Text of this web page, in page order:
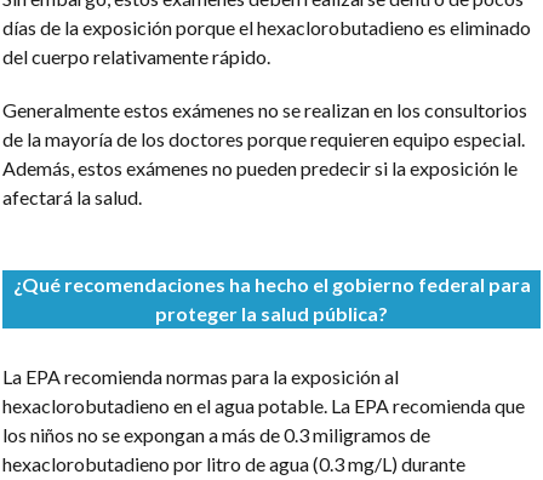
días de la exposición porque el hexaclorobutadieno es eliminado
del cuerpo relativamente rápido.
Generalmente estos exámenes no se realizan en los consultorios
de la mayoría de los doctores porque requieren equipo especial.
Además, estos exámenes no pueden predecir si la exposición le
afectará la salud.
¿Qué recomendaciones ha hecho el gobierno federal para
proteger la salud pública?
La EPA recomienda normas para la exposición al
hexaclorobutadieno en el agua potable. La EPA recomienda que
los niños no se expongan a más de 0.3 miligramos de
hexaclorobutadieno por litro de agua (0.3 mg/L) durante